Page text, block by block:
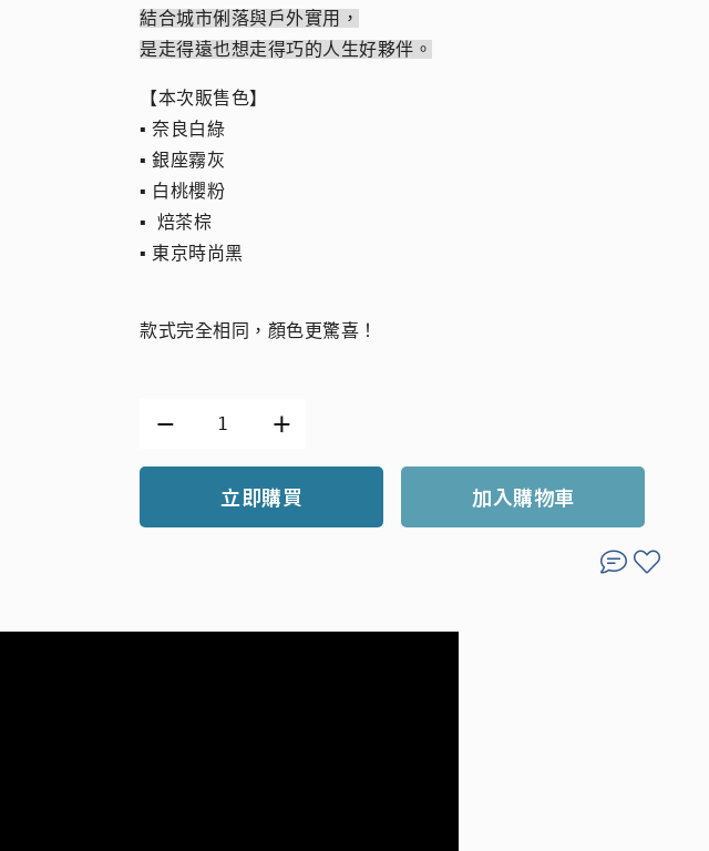
結合城市俐落與戶外實用，
是走得遠也想走得巧的人生好夥伴。
【本次販售色】
▪︎ 奈良白綠
▪︎ 銀座霧灰
▪︎ 白桃櫻粉
▪︎ 焙茶棕
▪︎ 東京時尚黑
款式完全相同，顏色更驚喜！
立即購買 加入購物車